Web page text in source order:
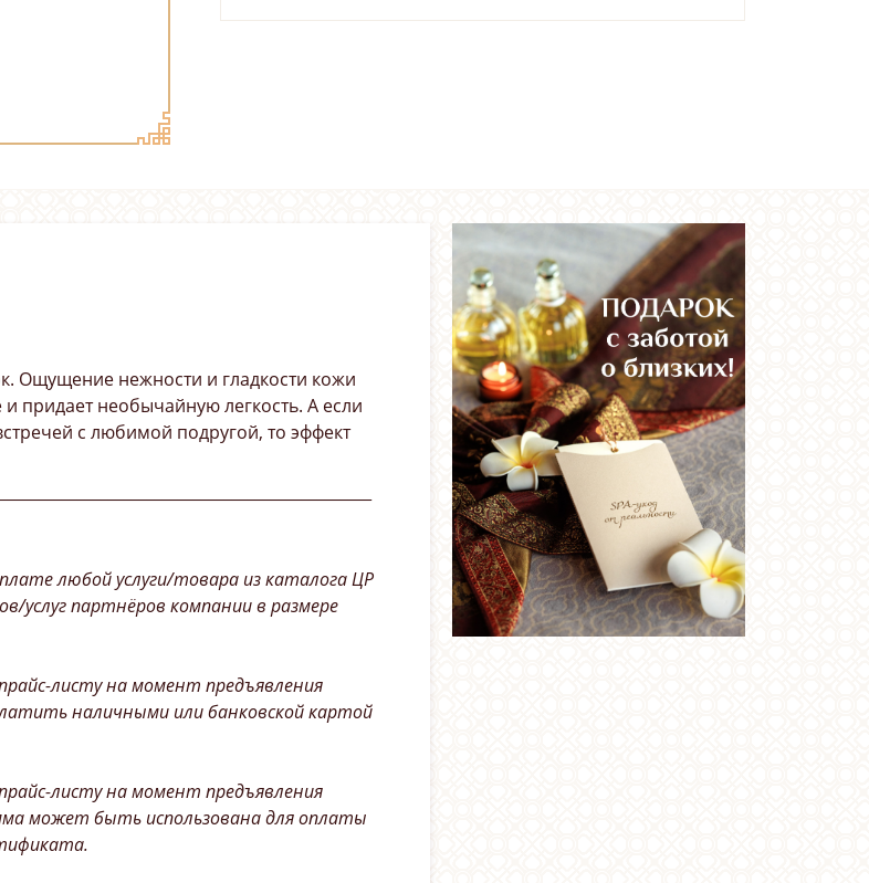
Ощущение нежности и гладкости кожи
придает необычайную легкость. А если
с любимой подругой, то эффект
любой услуги/товара из каталога ЦР
услуг партнёров компании в размере
листу на момент предъявления
наличными или банковской картой
листу на момент предъявления
может быть использована для оплаты